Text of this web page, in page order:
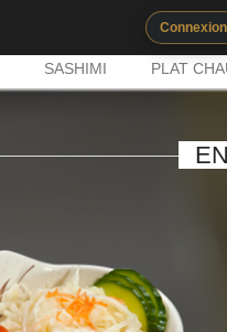
Connexion
SASHIMI PLAT